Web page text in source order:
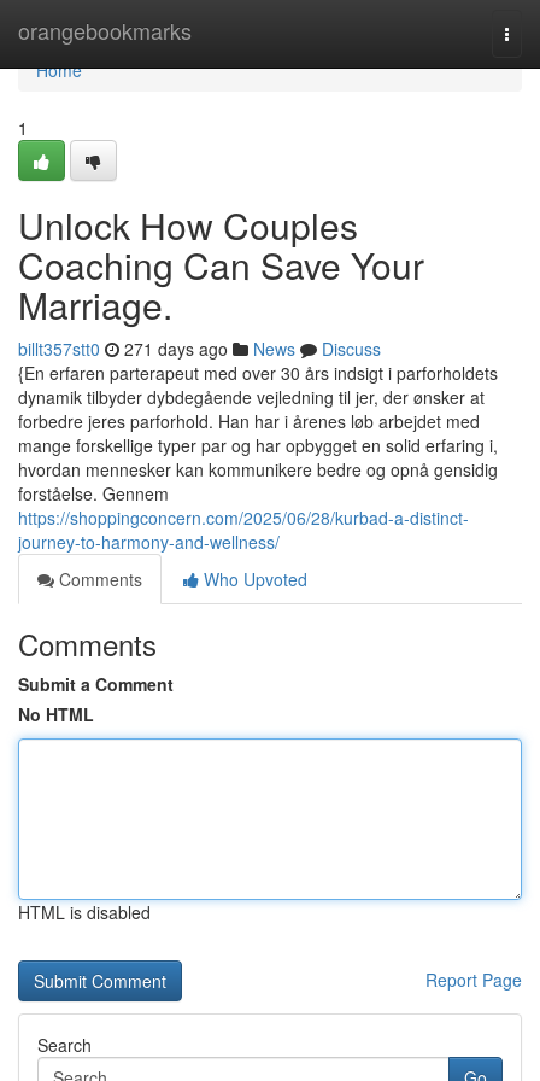
orangebookmarks
Home
Home
1
Unlock How Couples
Coaching Can Save Your
Marriage.
billt357stt0 271 days ago News
Discuss
{En erfaren parterapeut med over 30 års indsigt i parforholdets
dynamik tilbyder dybdegående vejledning til jer, der ønsker at
forbedre jeres parforhold. Han har i årenes løb arbejdet med
mange forskellige typer par og har opbygget en solid erfaring i,
hvordan mennesker kan kommunikere bedre og opnå gensidig
forståelse. Gennem
https://shoppingconcern.com/2025/06/28/kurbad-a-distinct-
journey-to-harmony-and-wellness/
Comments
Who Upvoted
Comments
Submit a Comment
No HTML
HTML is disabled
Report Page
Search